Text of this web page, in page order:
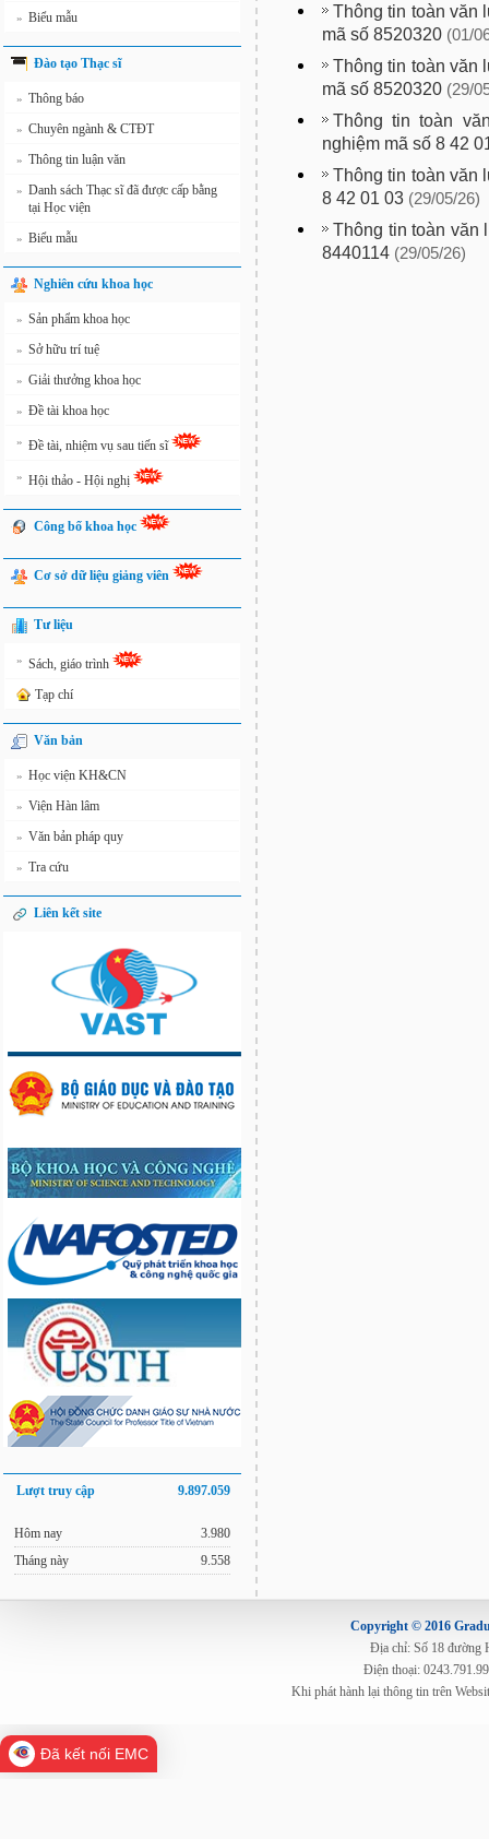
» Biểu mẫu
Đào tạo Thạc sĩ
» Thông báo
» Chuyên ngành & CTĐT
» Thông tin luận văn
» Danh sách Thạc sĩ đã được cấp bằng
tại Học viện
» Biểu mẫu
Nghiên cứu khoa học
» Sản phẩm khoa học
» Sở hữu trí tuệ
» Giải thưởng khoa học
» Đề tài khoa học
» Đề tài, nhiệm vụ sau tiến sĩ
» Hội thảo - Hội nghị
Công bố khoa học
Cơ sở dữ liệu giảng viên
Tư liệu
» Sách, giáo trình
Tạp chí
Văn bản
» Học viện KH&CN
» Viện Hàn lâm
» Văn bản pháp quy
» Tra cứu
Liên kết site
Lượt truy cập 9.897.059
Hôm nay
Tháng này
3.980
9.558
Thông tin toàn văn
mã số 8520320 (01/
Thông tin toàn văn
mã số 8520320 (29/
Thông tin toàn
nghiệm mã số 8 42
Thông tin toàn văn
8 42 01 03 (29/05/26)
Thông tin toàn văn
8440114 (29/05/26)
Copyright © 2016
Địa chỉ: Số 18 đường
Điện thoại:
Khi phát hành lại thông tin trên
Đã kết nối EMC